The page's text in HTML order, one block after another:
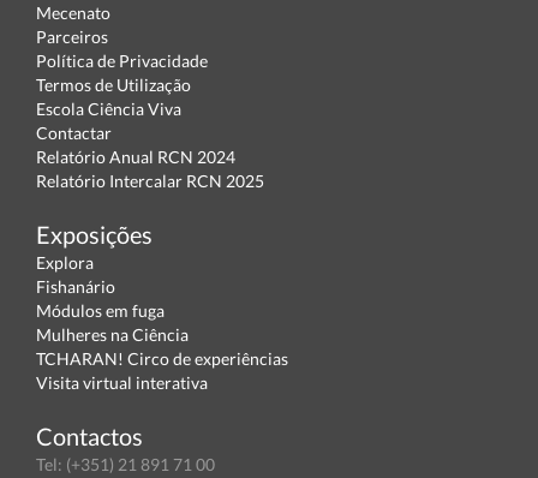
Mecenato
Parceiros
Política de Privacidade
Termos de Utilização
Escola Ciência Viva
Contactar
Relatório Anual RCN 2024
Relatório Intercalar RCN 2025
Exposições
Explora
Fishanário
Módulos em fuga
Mulheres na Ciência
TCHARAN! Circo de experiências
Visita virtual interativa
Contactos
Tel: (+351) 21 891 71 00